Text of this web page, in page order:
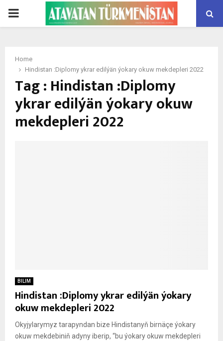
PRIMARY
Home
Hindistan :Diplomy ykrar edilýän ýokary okuw mekdepleri 2022
Tag : Hindistan :Diplomy
ykrar edilýän ýokary okuw
mekdepleri 2022
BILIM
Hindistan :Diplomy ykrar edilýän ýokary
okuw mekdepleri 2022
Okyjylarymyz tarapyndan bize Hindistanyň birnäçe ýokary
okuw mekdebiniň adyny iberip, “bu ýokary okuw mekdepleri